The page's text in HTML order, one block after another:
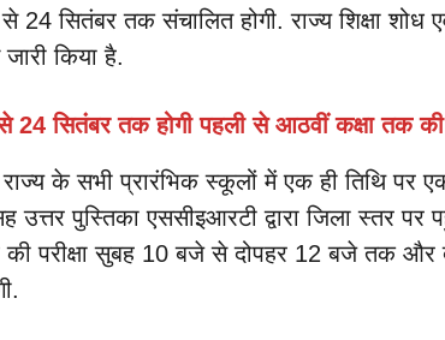
24 सितंबर तक संचालित होगी. राज्य शिक्षा शोध
किया है.
24 सितंबर तक होगी पहली से आठवीं कक्षा तक की
के सभी प्रारंभिक स्कूलों में एक ही तिथि पर
पुस्तिका एससीइआरटी द्वारा जिला स्तर पर
की परीक्षा सुबह 10 बजे से दोपहर 12 बजे तक और